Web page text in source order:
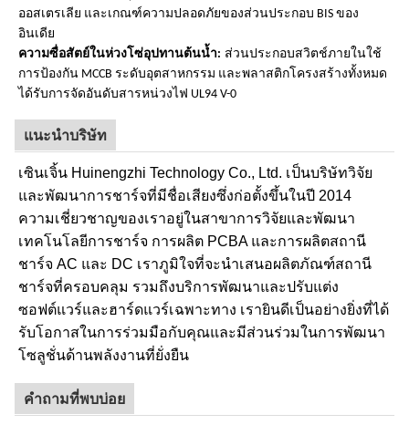
ออสเตรเลีย และเกณฑ์ความปลอดภัยของส่วนประกอบ BIS ของ
อินเดีย
ความซื่อสัตย์ในห่วงโซ่อุปทานต้นน้ำ: ส่วนประกอบสวิตช์ภายในใช้
การป้องกัน MCCB ระดับอุตสาหกรรม และพลาสติกโครงสร้างทั้งหมด
ได้รับการจัดอันดับสารหน่วงไฟ UL94 V-0
แนะนำบริษัท
เซินเจิ้น Huinengzhi Technology Co., Ltd. เป็นบริษัทวิจัย
และพัฒนาการชาร์จที่มีชื่อเสียงซึ่งก่อตั้งขึ้นในปี 2014
ความเชี่ยวชาญของเราอยู่ในสาขาการวิจัยและพัฒนา
เทคโนโลยีการชาร์จ การผลิต PCBA และการผลิตสถานี
ชาร์จ AC และ DC เราภูมิใจที่จะนำเสนอผลิตภัณฑ์สถานี
ชาร์จที่ครอบคลุม รวมถึงบริการพัฒนาและปรับแต่ง
ซอฟต์แวร์และฮาร์ดแวร์เฉพาะทาง เรายินดีเป็นอย่างยิ่งที่ได้
รับโอกาสในการร่วมมือกับคุณและมีส่วนร่วมในการพัฒนา
โซลูชั่นด้านพลังงานที่ยั่งยืน
คำถามที่พบบ่อย